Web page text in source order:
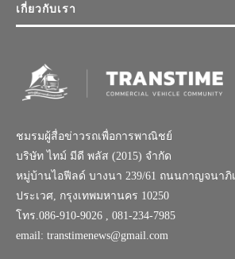
เกี่ยวกับเรา
ชมรมผู้สื่อข่าวรถเพื่อการพาณิชย์
บริษัท ไทม์ มีดี พลัส (2015) จำกัด
หมู่บ้านไอฟีลด์ บางนา 239/61 ถนนกาญจนาภิ
ประเวศ, กรุงเทพมหานคร 10250
โทร.086-910-9026 , 081-234-7985
email: transtimenews@gmail.com